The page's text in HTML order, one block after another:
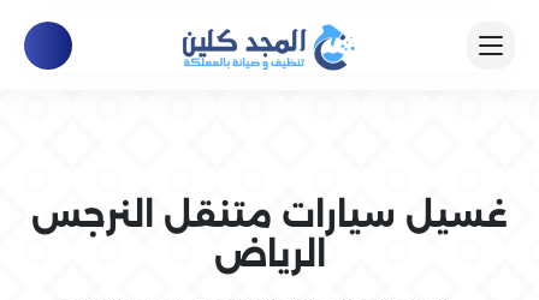
غسيل سيارات متنقل النرجس
الرياض